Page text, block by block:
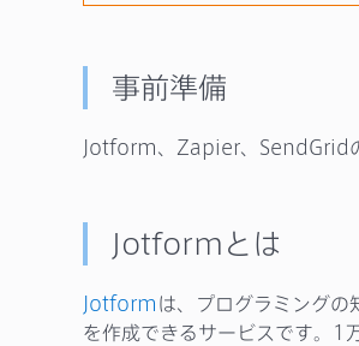
事前準備
Jotform、Zapier、SendGridの
Jotformとは
Jotformは、プログラミング
を作成できるサービスです。1